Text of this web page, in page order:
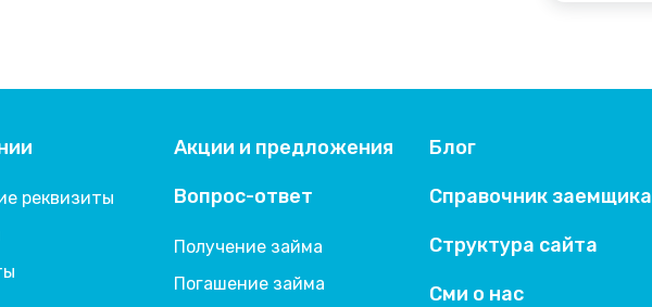
реквизиты
Акции и предложения
Вопрос-ответ
Получение займа
Погашение займа
Блог
Справочник заемщика
Структура сайта
Сми о нас